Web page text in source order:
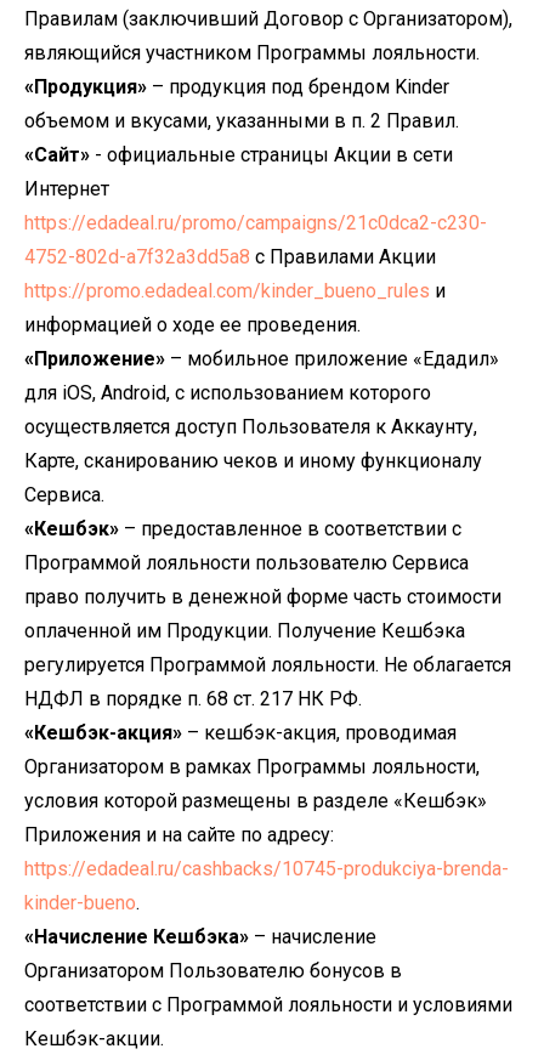
Правилам (заключивший Договор с Организатором),
являющийся участником Программы лояльности.
«Продукция» – продукция под брендом Kinder
объемом и вкусами, указанными в п. 2 Правил.
«Сайт» - официальные страницы Акции в сети
Интернет
https://edadeal.ru/promo/campaigns/21c0dca2-c230-
4752-802d-a7f32a3dd5a8 с Правилами Акции
https://promo.edadeal.com/kinder_bueno_rules и
информацией о ходе ее проведения.
«Приложение» – мобильное приложение «Едадил»
для iOS, Android, с использованием которого
осуществляется доступ Пользователя к Аккаунту,
Карте, сканированию чеков и иному функционалу
Сервиса.
«Кешбэк» – предоставленное в соответствии с
Программой лояльности пользователю Сервиса
право получить в денежной форме часть стоимости
оплаченной им Продукции. Получение Кешбэка
регулируется Программой лояльности. Не облагается
НДФЛ в порядке п. 68 ст. 217 НК РФ.
«Кешбэк-акция» – кешбэк-акция, проводимая
Организатором в рамках Программы лояльности,
условия которой размещены в разделе «Кешбэк»
Приложения и на сайте по адресу:
https://edadeal.ru/cashbacks/10745-produkciya-brenda-
kinder-bueno.
«Начисление Кешбэка» – начисление
Организатором Пользователю бонусов в
соответствии с Программой лояльности и условиями
Кешбэк-акции.